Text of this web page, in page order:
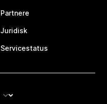
Partnere
Juridisk
Servicestatus